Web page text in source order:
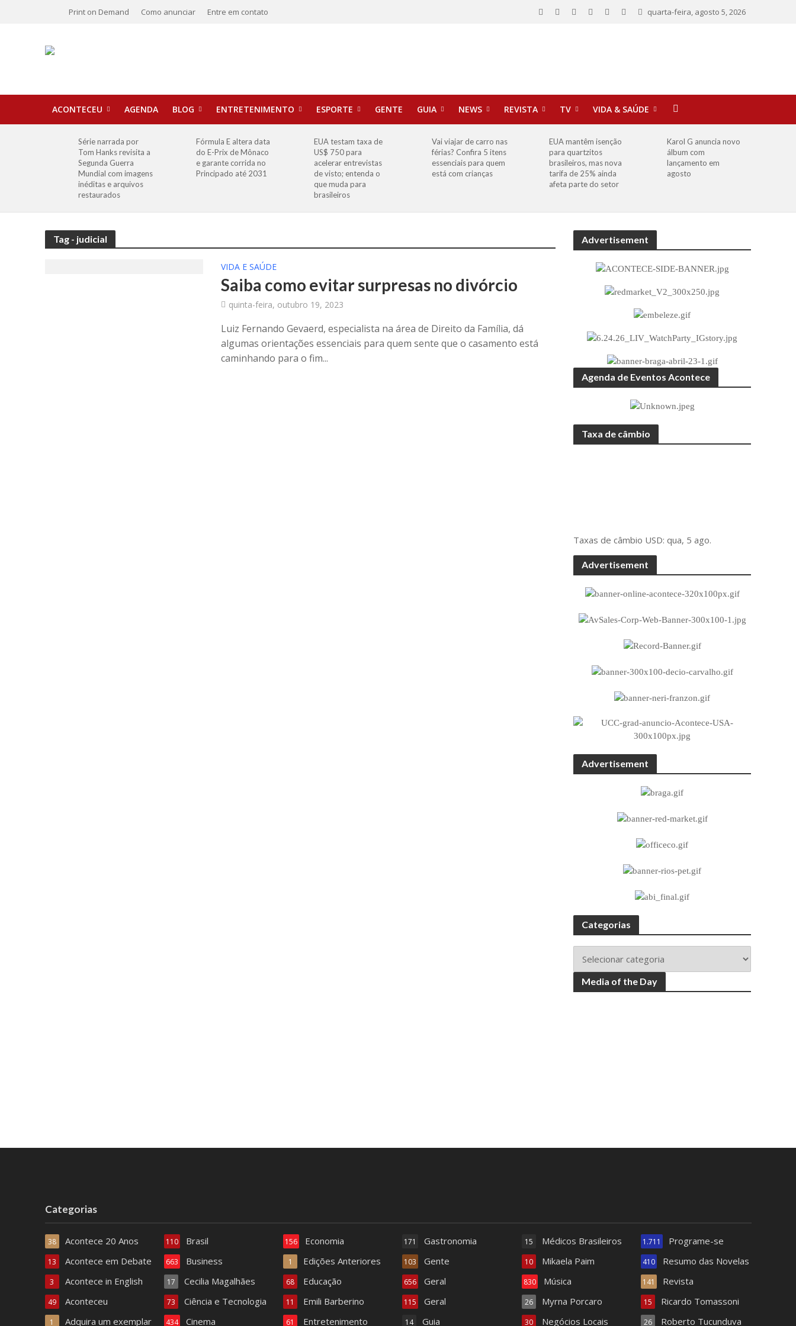
Print on Demand Como anunciar Entre em contato quarta-feira, agosto 5, 2026
ACONTECEU AGENDA BLOG ENTRETENIMENTO ESPORTE GENTE GUIA NEWS REVISTA TV VIDA & SAÚDE
Série narrada por
Tom Hanks revisita a
Segunda Guerra
Mundial com imagens
inéditas e arquivos
restaurados
Fórmula E altera data
do E-Prix de Mônaco
e garante corrida no
Principado até 2031
EUA testam taxa de
US$ 750 para
acelerar entrevistas
de visto; entenda o
que muda para
brasileiros
Vai viajar de carro nas
férias? Confira 5 itens
essenciais para quem
está com crianças
EUA mantêm isenção
para quartzitos
brasileiros, mas nova
tarifa de 25% ainda
afeta parte do setor
Karol G anuncia novo
álbum com
lançamento em
agosto
Tag - judicial
VIDA E SAÚDE
Saiba como evitar surpresas no divórcio
quinta-feira, outubro 19, 2023
Luiz Fernando Gevaerd, especialista na área de Direito da Família, dá
algumas orientações essenciais para quem sente que o casamento está
caminhando para o fim...
Advertisement
Agenda de Eventos Acontece
Taxa de câmbio
Taxas de câmbio USD: qua, 5 ago.
Advertisement
Advertisement
Categorias
Media of the Day
Categorias
Acontece 20 Anos
38
Acontece em Debate
13
Acontece in English
3
Aconteceu
49
Adquira um exemplar
1
Brasil
110
Business
663
Cecilia Magalhães
17
Ciência e Tecnologia
73
Cinema
434
Economia
156
Edições Anteriores
1
Educação
68
Emili Barberino
11
Entretenimento
61
Gastronomia
171
Gente
103
Geral
656
Geral
115
Guia
14
Médicos Brasileiros
15
Mikaela Paim
10
Música
830
Myrna Porcaro
26
Negócios Locais
30
Programe-se
1.711
Resumo das Novelas
410
Revista
141
Ricardo Tomassoni
15
Roberto Tucunduva
26